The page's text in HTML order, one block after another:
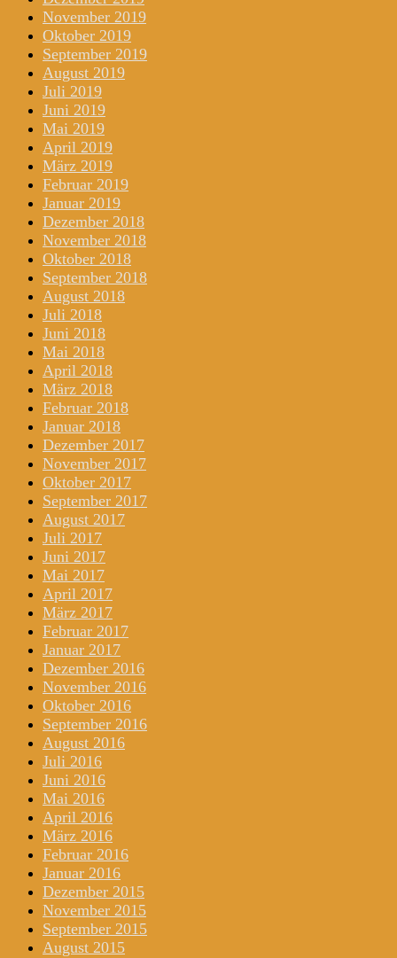
November 2019
Oktober 2019
September 2019
August 2019
Juli 2019
Juni 2019
Mai 2019
April 2019
März 2019
Februar 2019
Januar 2019
Dezember 2018
November 2018
Oktober 2018
September 2018
August 2018
Juli 2018
Juni 2018
Mai 2018
April 2018
März 2018
Februar 2018
Januar 2018
Dezember 2017
November 2017
Oktober 2017
September 2017
August 2017
Juli 2017
Juni 2017
Mai 2017
April 2017
März 2017
Februar 2017
Januar 2017
Dezember 2016
November 2016
Oktober 2016
September 2016
August 2016
Juli 2016
Juni 2016
Mai 2016
April 2016
März 2016
Februar 2016
Januar 2016
Dezember 2015
November 2015
September 2015
August 2015